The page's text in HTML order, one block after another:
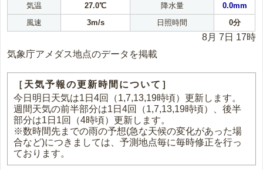
気温 27.0℃ 降水量
0.0mm
風速
3m/s 日照時間 0分
8月 7日 17時
気象庁アメダス地点のデータを掲載
［天気予報の更新時間について］
今日明日天気は1日4回（1,7,13,19時頃）更新します。
週間天気の前半部分は1日4回（1,7,13,19時頃）、後半
部分は1日1回（4時頃）更新します。
※数時間先までの雨の予想(急な天候の変化があった場
合など)につきましては、予測地点毎に毎時修正を行っ
ております。